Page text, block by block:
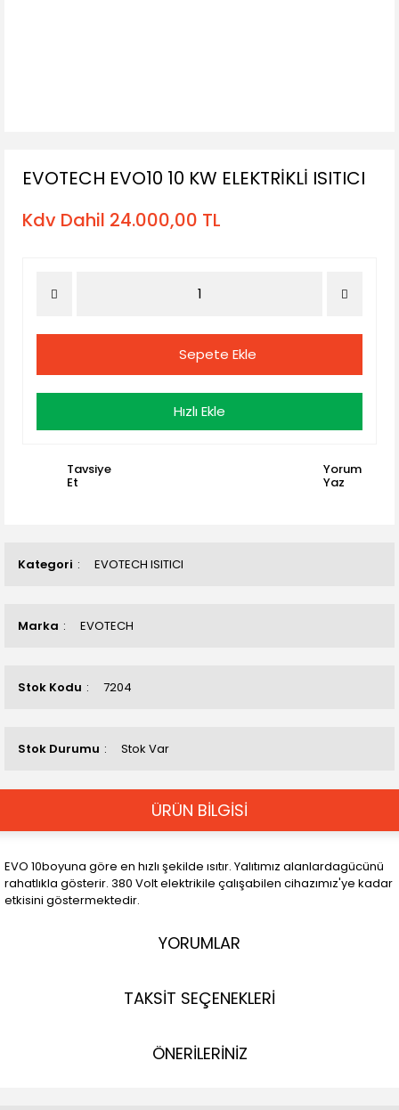
Kategori EVOTECH ISITICI
Marka EVOTECH
Stok Kodu 7204
Stok Durumu Stok Var
EVOTECH EVO10 10 KW ELEKTRİKLİ ISITICI
Kdv Dahil 24.000,00 TL
Sepete Ekle
Hızlı Ekle
Tavsiye
Et
Yorum
Yaz
ÜRÜN BİLGİSİ
EVO 10boyuna göre en hızlı şekilde ısıtır. Yalıtımız alanlardagücünü
rahatlıkla gösterir. 380 Volt elektrikile çalışabilen cihazımız'ye kadar
etkisini göstermektedir.
YORUMLAR
TAKSİT SEÇENEKLERİ
ÖNERİLERİNİZ